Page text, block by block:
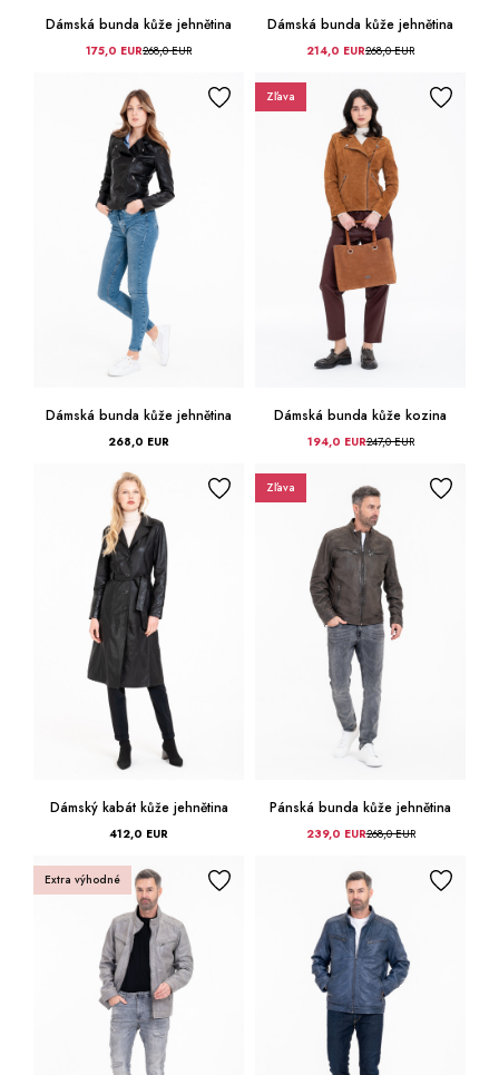
Dámská bunda kůže jehnětina
175,0 EUR268,0 EUR
Dámská bunda kůže jehnětina
214,0 EUR268,0 EUR
Dámská bunda kůže jehnětina
268,0 EUR
Zľava
Dámská bunda kůže kozina
194,0 EUR247,0 EUR
Dámský kabát kůže jehnětina
412,0 EUR
Zľava
Pánská bunda kůže jehnětina
239,0 EUR268,0 EUR
Extra výhodné